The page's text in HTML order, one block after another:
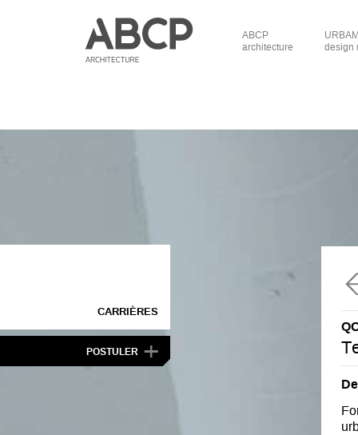
ABCP
architecture
design
CARRIÈRES
POSTULER +